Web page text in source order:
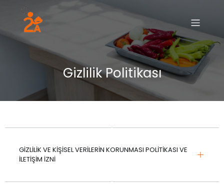
Gizlilik Politikası
GİZLİLİK VE KİŞİSEL VERİLERİN KORUNMASI POLİTİKASI VE
İLETİŞİM İZNİ